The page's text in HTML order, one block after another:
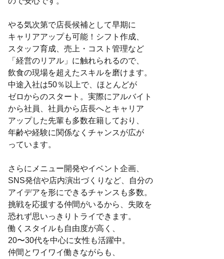
やる気次第で店長候補として早期に
キャリアアップも可能！シフト作成、
スタッフ育成、売上・コスト管理など
「経営のリアル」に触れられるので、
飲食の現場を超えたスキルを磨けます。
中途入社は50％以上で、ほとんどが
ゼロからのスタート。実際にアルバイト
から社員、社員から店長へとキャリア
アップした先輩も多数在籍しており、
年齢や経験に関係なくチャンスが広が
っています。
さらにメニュー開発やイベント企画、
SNS発信や店内演出づくりなど、自分の
アイデアを形にできるチャンスも多数。
挑戦を応援する仲間がいるから、失敗を
恐れず思いっきりトライできます。
働くスタイルも自由度が高く、
20〜30代を中心に女性も活躍中。
仲間とワイワイ働きながらも、